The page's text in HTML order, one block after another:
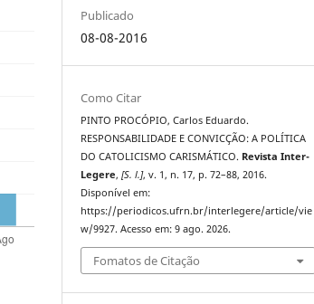
Publicado
08-08-2016
Como Citar
PINTO PROCÓPIO, Carlos Eduardo.
RESPONSABILIDADE E CONVICÇÃO: A POLÍTICA
DO CATOLICISMO CARISMÁTICO. Revista Inter-
Legere,[S. l.], v. 1, n. 17, p. 72–88, 2016.
Disponível em:
https://periodicos.ufrn.br/interlegere/article/vie
w/9927. Acesso em: 9 ago. 2026.
Fomatos de Citação